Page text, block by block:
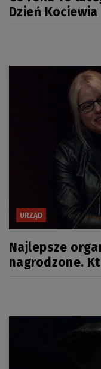
Dzień Kociewia
URZĄD
Najlepsze
nagrodzone.